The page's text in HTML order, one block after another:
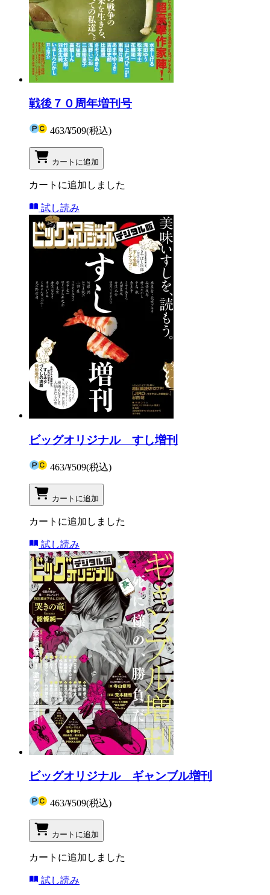
戦後７０周年増刊号
463/¥509(税込)
カートに追加
カートに追加しました
試し読み
ビッグオリジナル すし増刊
463/¥509(税込)
カートに追加
カートに追加しました
試し読み
ビッグオリジナル ギャンブル増刊
463/¥509(税込)
カートに追加
カートに追加しました
試し読み